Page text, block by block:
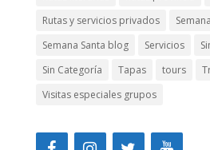
Rutas y servicios privados
Semana Santa blog
Servicios
Sin Categoría
Tapas tours
Visitas especiales grupos